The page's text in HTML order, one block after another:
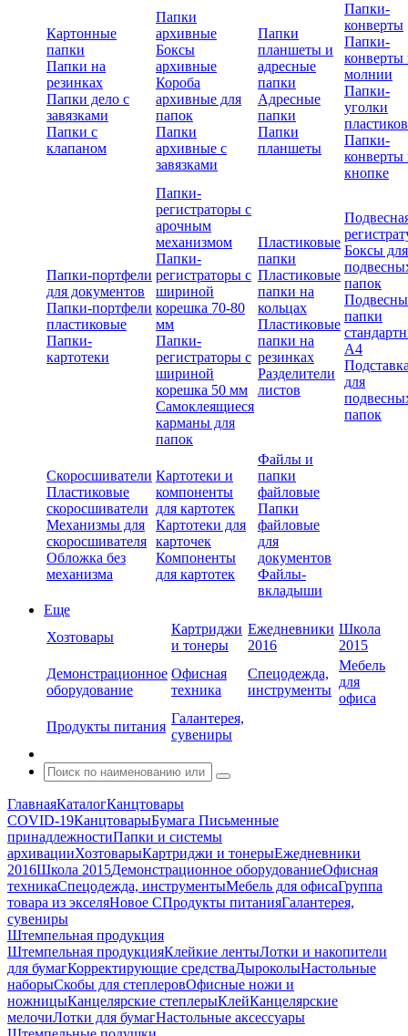
Картонные
папки
Папки на
резинках
Папки дело с
завязками
Папки с
клапаном
Папки
архивные
Боксы
архивные
Короба
архивные для
папок
Папки
архивные с
завязками
Папки
планшеты и
адресные
папки
Адресные
папки
Папки
планшеты
Папки-
конверты
Папки-
конверты
молнии
Папки-
уголки
Папки-
конверты
кнопке
Папки-портфели
для документов
Папки-портфели
пластиковые
Папки-
картотеки
Папки-
регистраторы с
арочным
механизмом
Папки-
регистраторы с
шириной
корешка 70-80
мм
Папки-
регистраторы с
шириной
корешка 50 мм
Самоклеящиеся
карманы для
папок
Пластиковые
папки
Пластиковые
папки на
кольцах
Пластиковые
папки на
резинках
Разделители
листов
Боксы для
папок
папки
А4
для
папок
Скоросшиватели
Пластиковые
скоросшиватели
Механизмы для
скоросшивателя
Обложка без
механизма
Картотеки и
компоненты
для картотек
Картотеки для
карточек
Компоненты
для картотек
Файлы и
папки
файловые
Папки
файловые
для
документов
Файлы-
вкладыши
Еще
Хозтовары
Картриджи
и тонеры
Ежедневники
2016
Школа
2015
Демонстрационное
оборудование
Офисная
техника
Спецодежда,
инструменты
Мебель
для
офиса
Продукты питания
Галантерея,
сувениры
ГлавнаяКаталогКанцтовары
COVID-19КанцтоварыБумага Письменные
принадлежностиПапки и системы
архивацииХозтоварыКартриджи и тонерыЕжедневники
2016Школа 2015Демонстрационное оборудованиеОфисная
техникаСпецодежда, инструментыМебель для офисаГруппа
товара из экселяНовое СПродукты питанияГалантерея,
сувениры
Штемпельная продукция
Штемпельная продукцияКлейкие лентыЛотки и накопители
для бумагКорректирующие средстваДыроколыНастольные
наборыСкобы для степлеровОфисные ножи и
ножницыКанцелярские степлерыКлейКанцелярские
мелочиЛотки для бумагНастольные аксессуары